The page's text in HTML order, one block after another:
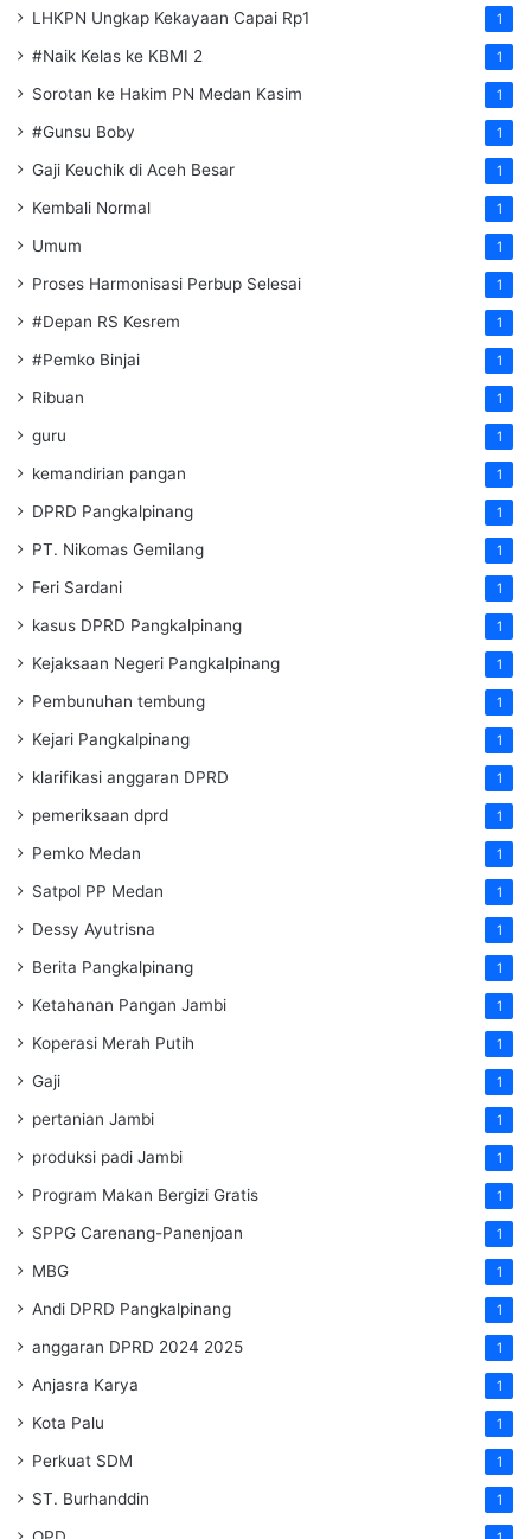
LHKPN Ungkap Kekayaan Capai Rp1 1
#Naik Kelas ke KBMI 2 1
Sorotan ke Hakim PN Medan Kasim 1
#Gunsu Boby 1
Gaji Keuchik di Aceh Besar 1
Kembali Normal 1
Umum 1
Proses Harmonisasi Perbup Selesai 1
#Depan RS Kesrem 1
#Pemko Binjai 1
Ribuan 1
guru 1
kemandirian pangan 1
DPRD Pangkalpinang 1
PT. Nikomas Gemilang 1
Feri Sardani 1
kasus DPRD Pangkalpinang 1
Kejaksaan Negeri Pangkalpinang 1
Pembunuhan tembung 1
Kejari Pangkalpinang 1
klarifikasi anggaran DPRD 1
pemeriksaan dprd 1
Pemko Medan 1
Satpol PP Medan 1
Dessy Ayutrisna 1
Berita Pangkalpinang 1
Ketahanan Pangan Jambi 1
Koperasi Merah Putih 1
Gaji 1
pertanian Jambi 1
produksi padi Jambi 1
Program Makan Bergizi Gratis 1
SPPG Carenang-Panenjoan 1
MBG 1
Andi DPRD Pangkalpinang 1
anggaran DPRD 2024 2025 1
Anjasra Karya 1
Kota Palu 1
Perkuat SDM 1
ST. Burhanddin 1